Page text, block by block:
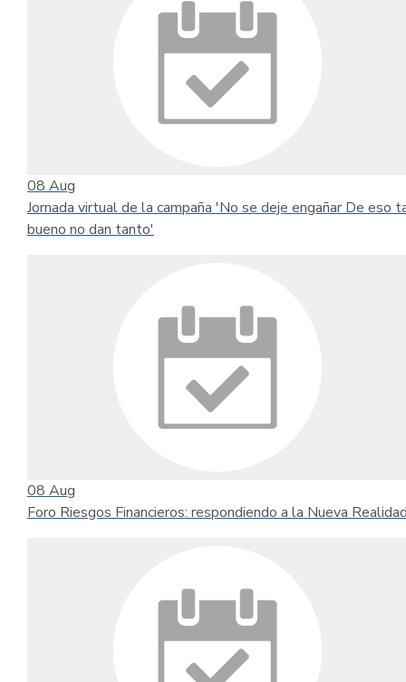
08 Aug
Jornada virtual de la campaña 'No se deje engañar De eso
bueno no dan tanto'
08 Aug
Foro Riesgos Financieros: respondiendo a la Nueva